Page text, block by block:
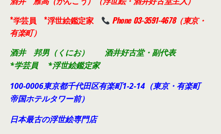
*学芸員 *浮世絵鑑定家
Phone 03-3591-4678（東京・
有楽町）
酒井 邦男（くにお） 酒井好古堂・副代表
*学芸員 *浮世絵鑑定家
100-0006東京都千代田区有楽町1-2-14（東京・有楽町
帝国ホテルタワー前）
日本最古の浮世絵専門店